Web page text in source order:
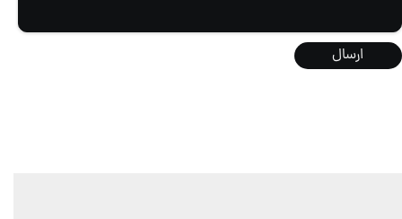
ارسال